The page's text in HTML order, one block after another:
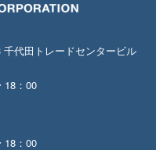
代田トレードセンタービル
18：00
18：00